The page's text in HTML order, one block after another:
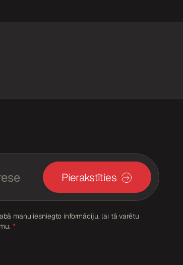
manu iesniegto informāciju, lai tā varētu
*
Pierakstīties